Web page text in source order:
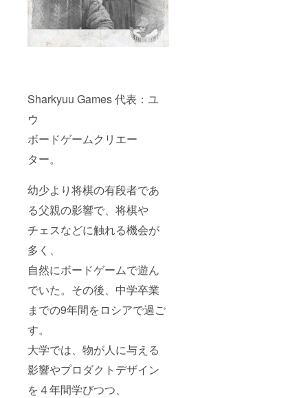
Sharkyuu Games 代表：ユ
ウ
ボードゲームクリエー
ター。
幼少より将棋の有段者であ
る父親の影響で、将棋や
チェスなどに触れる機会が
多く、
自然にボードゲームで遊ん
でいた。その後、中学卒業
までの9年間をロシアで過ご
す。
大学では、物が人に与える
影響やプロダクトデザイン
を４年間学びつつ、